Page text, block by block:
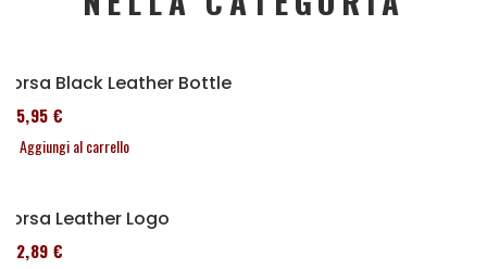
Borsa Black Leather Bottle
185,95 €
Aggiungi al carrello
Borsa Leather Logo
152,89 €